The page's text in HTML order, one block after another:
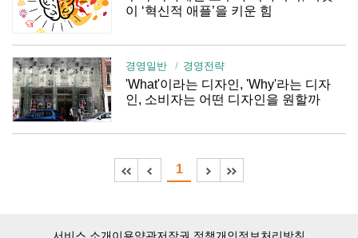
이 ‘혁신적 애플’을 키운 힘
경영일반 경영전략
'What'이라는 디자인, 'Why'라는 디자
인, 소비자는 어떤 디자인을 원할까
1